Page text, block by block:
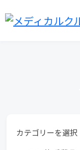
勤
務
ン